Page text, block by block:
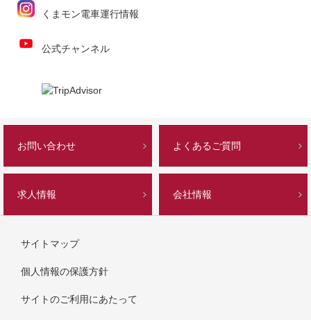
くまモン電車運行情報
公式チャンネル
お問い合わせ よくあるご質問
求人情報 会社情報
サイトマップ
個人情報の保護方針
サイトのご利用にあたって